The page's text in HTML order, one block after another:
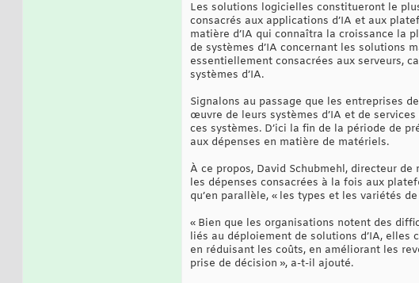
Les solutions logicielles constitueront le
consacrés aux applications d’IA et aux
matière d’IA qui connaîtra la croissance la
de systèmes d’IA concernant les solutions
essentiellement consacrées aux serveurs,
systèmes d’IA.
Signalons au passage que les entreprises
œuvre de leurs systèmes d’IA et de
ces systèmes. D’ici la fin de la période de
aux dépenses en matière de matériels.
À ce propos, David Schubmehl, directeur
les dépenses consacrées à la fois aux
qu’en parallèle, « les types et les variétés
« Bien que les organisations notent des
liés au déploiement de solutions d’IA,
en réduisant les coûts, en améliorant les
prise de décision », a-t-il ajouté.